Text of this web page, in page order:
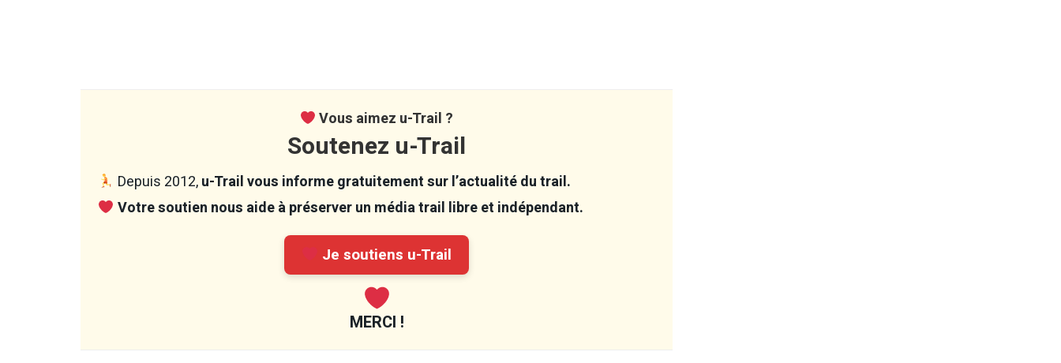
Vous aimez u-Trail ?
Soutenez u-Trail
Depuis 2012,u-Trail vous informe gratuitement sur l’actualité du trail.
Votre soutien nous aide à préserver un média trail libre et indépendant.
Je soutiens u-Trail
MERCI !